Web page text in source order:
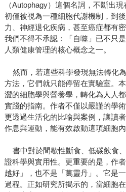
（Autophagy）這個名詞，不斷出
初僅被視為一種細胞代謝機制，到
力、神經退化疾病，甚至癌症都有
我們不得不承認：「自噬」已不只
人類健康管理的核心概念之一。
然而，若這些科學發現無法轉化
方法，它們就只能停留在實驗室。
澀的細胞學與營養學，轉化為人人
實踐的指南。作者不僅以嚴謹的學
更透過生活化的比喻與案例，讓讀
作息與運動，能有效啟動這項細胞內
書中對於間歇性斷食、低碳飲食
證科學與實用性。更重要的是，作
越好」，也不是「萬靈丹」。它是
過程。正如研究所揭示的，當細胞